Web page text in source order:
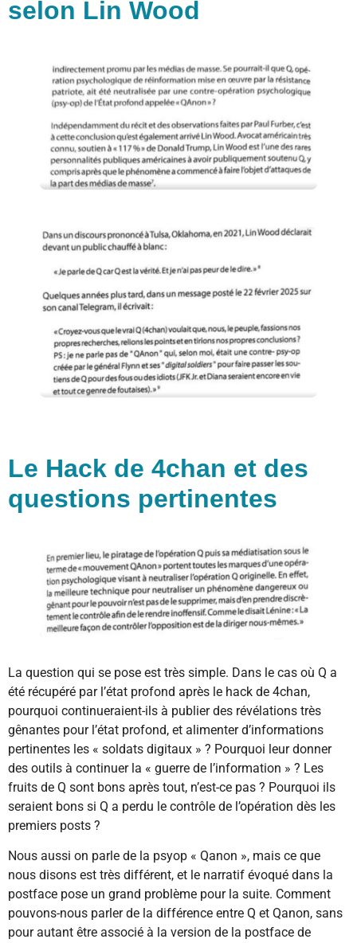
selon Lin Wood
Le Hack de 4chan et des
questions pertinentes
La question qui se pose est très simple. Dans le cas où Q a
été récupéré par l’état profond après le hack de 4chan,
pourquoi continueraient-ils à publier des révélations très
gênantes pour l’état profond, et alimenter d’informations
pertinentes les « soldats digitaux » ? Pourquoi leur donner
des outils à continuer la « guerre de l’information » ? Les
fruits de Q sont bons après tout, n’est-ce pas ? Pourquoi ils
seraient bons si Q a perdu le contrôle de l’opération dès les
premiers posts ?
Nous aussi on parle de la psyop « Qanon », mais ce que
nous disons est très différent, et le narratif évoqué dans la
postface pose un grand problème pour la suite. Comment
pouvons-nous parler de la différence entre Q et Qanon, sans
pour autant être associé à la version de la postface de